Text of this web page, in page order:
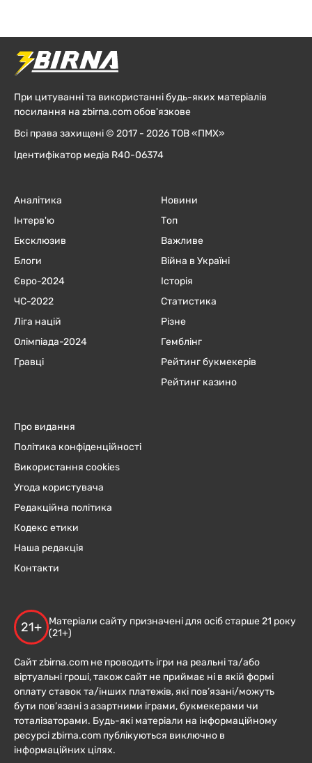
При цитуванні та використанні будь-яких матеріалів
посилання на zbirna.com обов'язкове
Всі права захищені © 2017 - 2026 ТОВ «ПМХ»
Ідентифікатор медіа R40-06374
Аналітика
Інтерв'ю
Ексклюзив
Блоги
Євро-2024
ЧC-2022
Ліга націй
Олімпіада-2024
Гравці
Новини
Топ
Важливе
Війна в Україні
Історія
Статистика
Різне
Гемблінг
Рейтинг букмекерів
Рейтинг казино
Про видання
Політика конфіденційності
Використання cookies
Угода користувача
Редакційна політика
Кодекс етики
Наша редакція
Контакти
21+
Матеріали сайту призначені для осіб старше 21 року
(21+)
Сайт zbirna.com не проводить ігри на реальні та/або
віртуальні гроші, також сайт не приймає ні в якій формі
оплату ставок та/інших платежів, які пов’язані/можуть
бути пов’язані з азартними іграми, букмекерами чи
тоталізаторами. Будь-які матеріали на інформаційному
ресурсі zbirna.com публікуються виключно в
інформаційних цілях.